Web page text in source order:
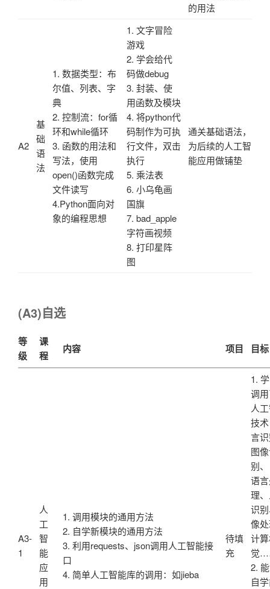
的用法
A2
基
础
语
法
1. 数据类型：布
尔值、列表、字
典
2. 控制流：for循
环和while循环
3. 函数的用法和
写法，使用
open()函数完成
文件读写
4.Python面向对
象的编程思想
1. 文字冒险
游戏
2. 学会给代
码做debug
3. 封装、使
用函数及模块
4. 将python代
码制作为可执
行文件，双击
执行
5. 乘法表
6. 小乌龟画
国旗
7. bad_apple
字符画视频
8. 打印星阵
图
通关基础语法，
为后续的人工智
能应用做铺垫
(A3)自选
等
级
课
程
内容 项目 目标
A3-
1
人
工
智
能
应
用
1. 调用模块的通用方法
2. 自学新模块的通用方法
3. 利用requests、json调用人工智能接
口
4. 简单人工智能库的调用：如jieba
待填
充
1.
调
人
技
言
图
别
语
理
识
像
计
觉
2.
自